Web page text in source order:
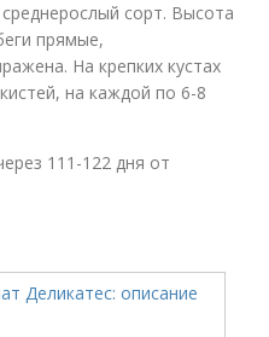
сорт. Высота
прямые,
На крепких кустах
на каждой по 6-8
111-122 дня от